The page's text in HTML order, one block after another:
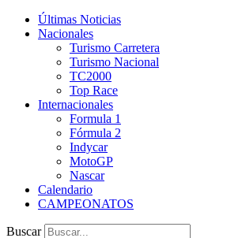
Últimas Noticias
Nacionales
Turismo Carretera
Turismo Nacional
TC2000
Top Race
Internacionales
Formula 1
Fórmula 2
Indycar
MotoGP
Nascar
Calendario
CAMPEONATOS
Buscar